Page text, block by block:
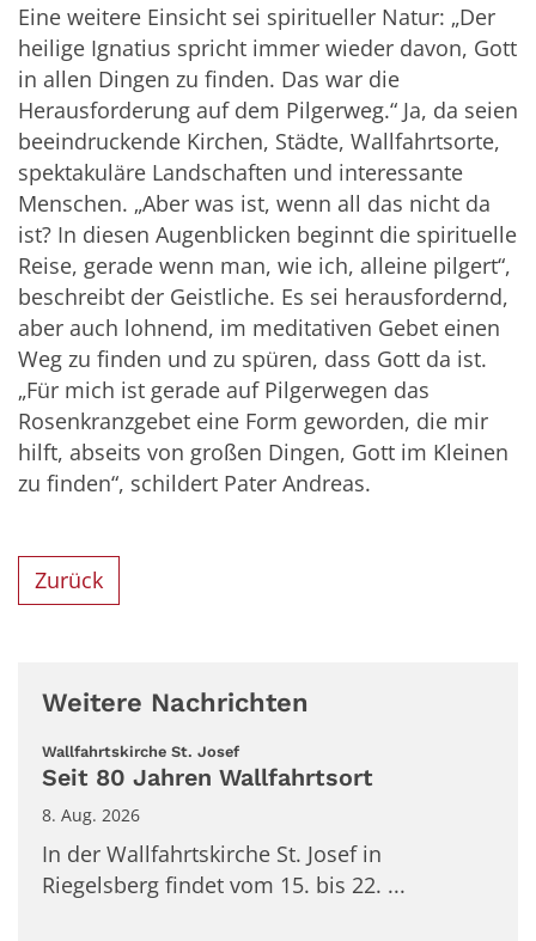
Eine weitere Einsicht sei spiritueller Natur: „Der
heilige Ignatius spricht immer wieder davon, Gott
in allen Dingen zu finden. Das war die
Herausforderung auf dem Pilgerweg.“ Ja, da seien
beeindruckende Kirchen, Städte, Wallfahrtsorte,
spektakuläre Landschaften und interessante
Menschen. „Aber was ist, wenn all das nicht da
ist? In diesen Augenblicken beginnt die spirituelle
Reise, gerade wenn man, wie ich, alleine pilgert“,
beschreibt der Geistliche. Es sei herausfordernd,
aber auch lohnend, im meditativen Gebet einen
Weg zu finden und zu spüren, dass Gott da ist.
„Für mich ist gerade auf Pilgerwegen das
Rosenkranzgebet eine Form geworden, die mir
hilft, abseits von großen Dingen, Gott im Kleinen
zu finden“, schildert Pater Andreas.
Zurück
Weitere Nachrichten
Wallfahrtskirche St. Josef:
Seit 80 Jahren Wallfahrtsort
8. Aug. 2026
In der Wallfahrtskirche St. Josef in
Riegelsberg findet vom 15. bis 22. ...